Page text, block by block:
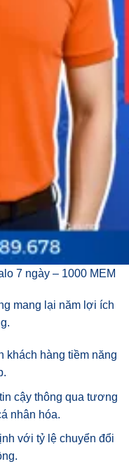
7 ngày – 1000 MEM
mang lại năm lợi ích
khách hàng tiềm năng
cậy thông qua tương
nhân hóa.
với tỷ lệ chuyển đổi